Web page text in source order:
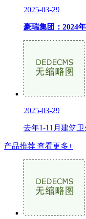
2025-03-29
豪瑞集团：2024
2025-03-29
去年1-11月建筑
产品推荐 查看更多+